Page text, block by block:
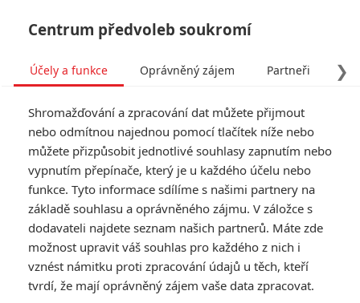
Keegan-
Michael Key
Datum narození:22.03.1971
Místo narození:
Southfield,
Michigan, USA
Centrum předvoleb soukromí
❯
Účely a funkce Oprávněný zájem Partneři
Shromažďování a zpracování dat můžete přijmout
nebo odmítnou najednou pomocí tlačítek níže nebo
můžete přizpůsobit jednotlivé souhlasy zapnutím nebo
vypnutím přepínače, který je u každého účelu nebo
funkce. Tyto informace sdílíme s našimi partnery na
základě souhlasu a oprávněného zájmu. V záložce s
dodavateli najdete seznam našich partnerů. Máte zde
možnost upravit váš souhlas pro každého z nich i
vznést námitku proti zpracování údajů u těch, kteří
tvrdí, že mají oprávněný zájem vaše data zpracovat.